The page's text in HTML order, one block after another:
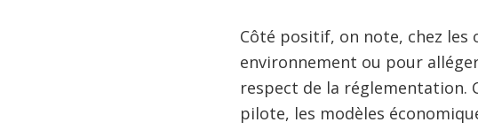
Côté positif, on note, chez les
environnement ou pour
respect de la réglementation.
pilote, les modèles